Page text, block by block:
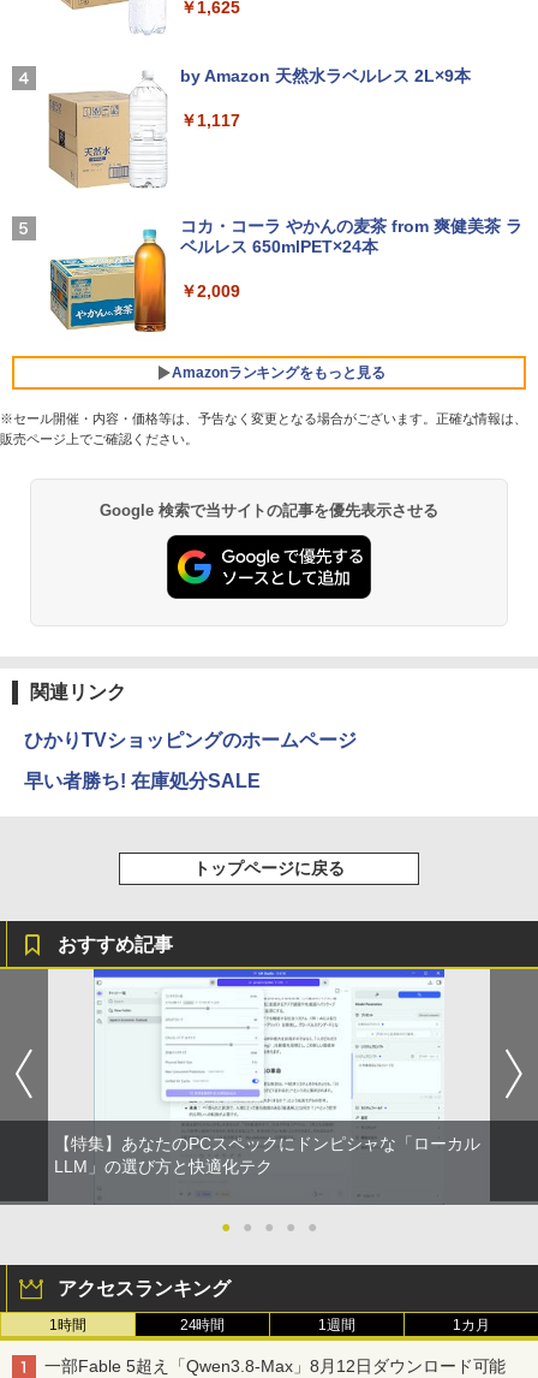
ノートパソコン14インチ 極軽量約965g
GB SSD1TB 薄い軽い FHD液晶 type-C
WIFI Bluetooth 中古ノートパソコン Off
ice付き 5GWIFI Bluetooth最新Microso
ftOffice2024可 Windows11
古ノートパソコン 第11世代 Core i5 メモ
リ16GB M.2 SSD256GB 13.3インチ フ
book G83/HS 初期設定済 すぐ使える 90
日保証 送料無料
￥29,980
13.3インチ 良品 Lenovo ThinkPad X13
Gen2 Type-20XJ フルHD / Windows11/
高性能 AMD Ryzen 5-5650u/ 16GB/ 爆
速NVMe式256GB-SSD/ カメラ/ 無線Wi-
Fi6/ Office付き/ Win11【中古ノートパソ
ore i7 第4世代 Office付き メモリ16GB
SSD512GB 初期設定済 ホワイト ブラッ
ク
4
GMKtec GMK-K8 PLUS-32/1T-W11Pro
デスクトップPC Ryzen7 5700G メモリ1
6GB SSD1TB B550 グラボなし
￥148,700
門サエコ ]
￥878
￥572
レスイヤホン bluetooth イヤホン V12 小型
軽量 ブルートゥースHi-Fi 最大36時間再生 ぶ
るーとゅーす コードレス ENCノイズキャン
セリング 自動ペアリング Type-C充電 マイク
￥1,964
Xiaomi シャオミ REDMI Buds 8 Lite ワイヤ
￥2,980
￥250
￥1,625
by Amazon 天然水ラベルレス 2L×9本
￥1,117
コカ・コーラ やかんの麦茶 from 爽健美茶 ラ
ベルレス 650mlPET×24本
￥2,009
Amazonランキングをもっと見る
￥770
異世界居酒屋「のぶ」(22) (角川コミックス・
ONE PIECE モノクロ版 115 (ジャンプコミッ
クスDIGITAL)
HUNTER×HUNTER モノクロ版 39 (ジャンプ
￥572
スーパーの裏でヤニ吸うふたり 9巻 (デジタル
版ビッグガンガンコミックス)
￥810
※セール開催・内容・価格等は、予告なく変更となる場合がございます。正確な情報は、
販売ページ上でご確認ください。
Google 検索で当サイトの記事を優先表示させる
関連リンク
ひかりTVショッピングのホームページ
早い者勝ち! 在庫処分SALE
トップページに戻る
おすすめ記事
【特集】あなたのPCスペックにドンピシャな「ローカル
LLM」の選び方と快適化テク
● ● ● ● ●
アクセスランキング
1時間 24時間 1週間 1カ月
一部Fable 5超え「Qwen3.8-Max」8月12日ダウンロード可能